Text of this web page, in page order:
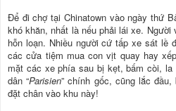
Để đi chợ tại Chinatown vào ngày thứ
khó khăn, nhất là nếu phải lái xe.
hỗn loạn. Nhiều người cứ tấp xe sát lề
các cửa tiệm mua con vịt quay hay
mặt các xe phía sau bị kẹt, bấm còi,
dân “Parisien” chính gốc, cũng lắc đầu,
đặt chân vào khu này!